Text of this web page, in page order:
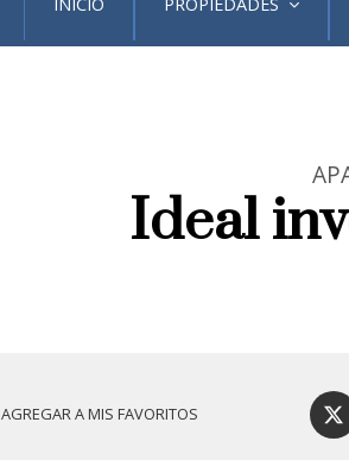
Ideal
AGREGAR A MIS FAVORITOS